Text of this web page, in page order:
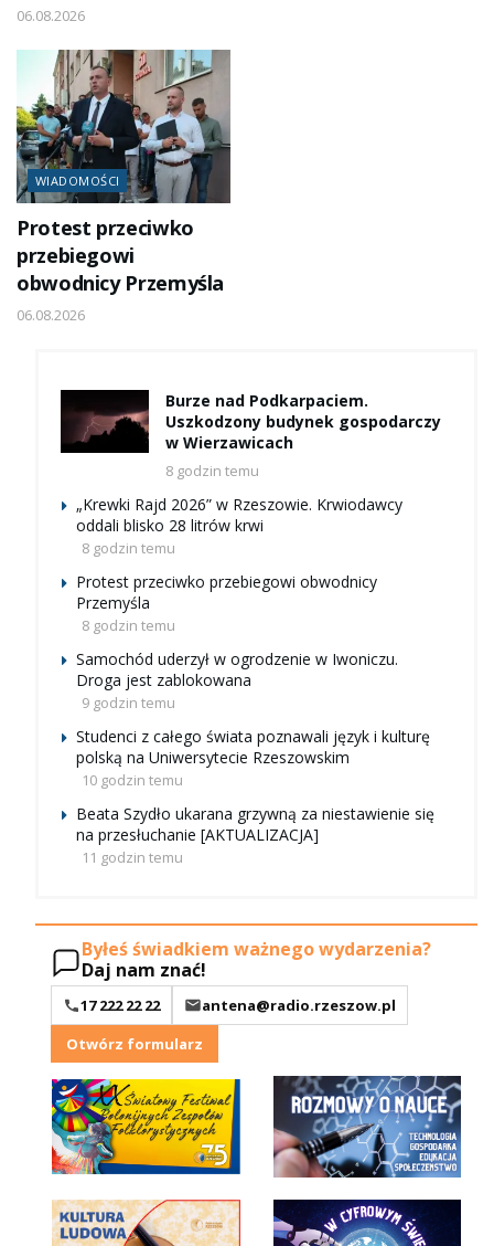
06.08.2026
WIADOMOŚCI
Protest przeciwko
przebiegowi
obwodnicy Przemyśla
06.08.2026
Burze nad Podkarpaciem.
Uszkodzony budynek gospodarczy
w Wierzawicach
8 godzin temu
„Krewki Rajd 2026” w Rzeszowie. Krwiodawcy
oddali blisko 28 litrów krwi
8 godzin temu
Protest przeciwko przebiegowi obwodnicy
Przemyśla
8 godzin temu
Samochód uderzył w ogrodzenie w Iwoniczu.
Droga jest zablokowana
9 godzin temu
Studenci z całego świata poznawali język i kulturę
polską na Uniwersytecie Rzeszowskim
10 godzin temu
Beata Szydło ukarana grzywną za niestawienie się
na przesłuchanie [AKTUALIZACJA]
11 godzin temu
Byłeś świadkiem ważnego wydarzenia?
Daj nam znać!
17 222 22 22
antena@radio.rzeszow.pl
Otwórz formularz